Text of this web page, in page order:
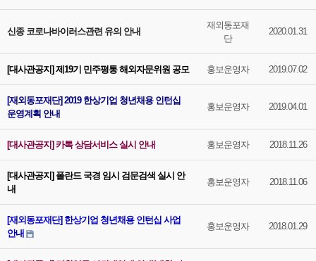
신종 코로나바이러스관련 유의 안내
재외동포재
단
2020.01.31
[대사관공지] 제19기 민주평통 해외자문위원 공모 홍보운영자 2019.07.02
[재외동포재단] 2019 한상기업 청년채용 인턴십
운영계획 안내
홍보운영자 2019.04.01
[대사관공지] 카톡 상담서비스 실시 안내 홍보운영자 2018.11.26
[대사관공지] 폴란드 국경 임시 검문검색 실시 안
내
홍보운영자 2018.11.06
[재외동포재단] 한상기업 청년채용 인턴십 사업
안내
홍보운영자 2018.01.29